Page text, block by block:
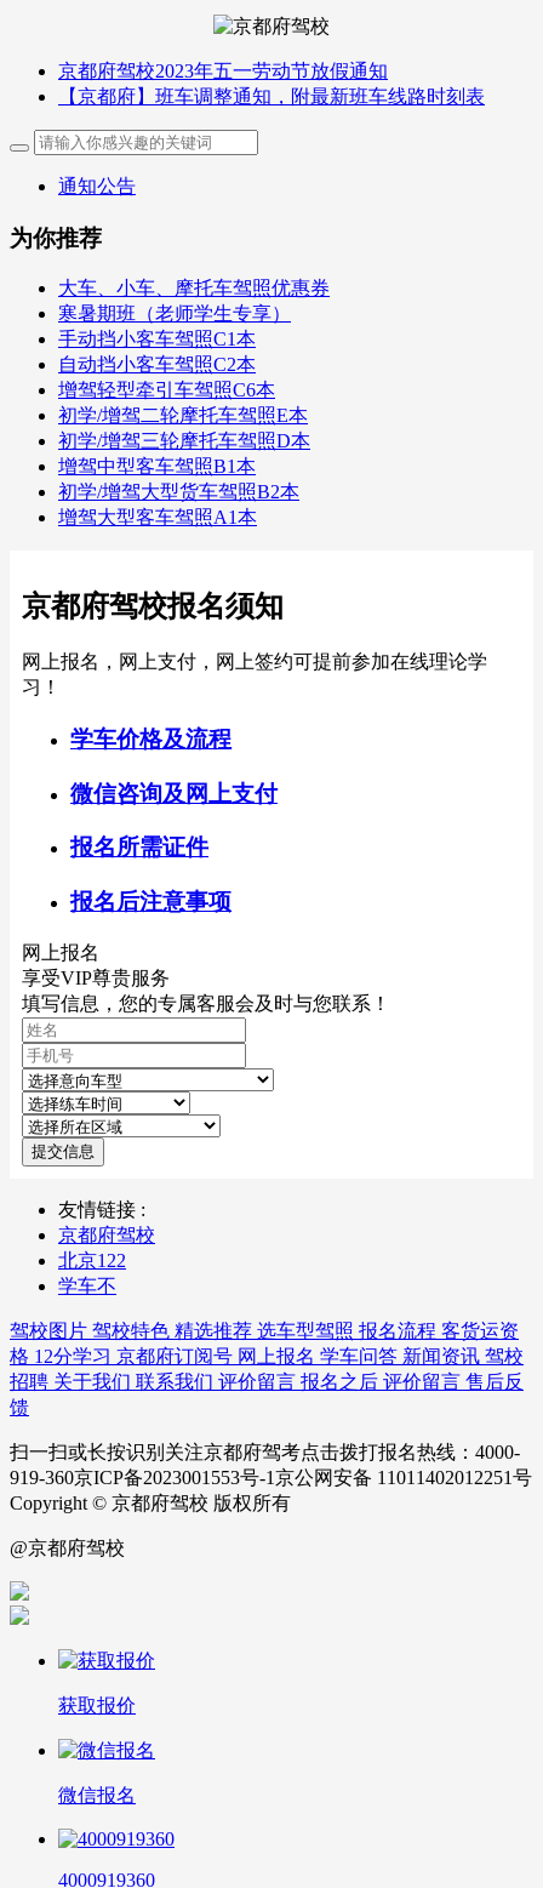
京都府驾校2023年五一劳动节放假通知
【京都府】班车调整通知，附最新班车线路时刻表
通知公告
为你推荐
大车、小车、摩托车驾照优惠券
寒暑期班（老师学生专享）
手动挡小客车驾照C1本
自动挡小客车驾照C2本
增驾轻型牵引车驾照C6本
初学/增驾二轮摩托车驾照E本
初学/增驾三轮摩托车驾照D本
增驾中型客车驾照B1本
初学/增驾大型货车驾照B2本
增驾大型客车驾照A1本
京都府驾校报名须知
网上报名，网上支付，网上签约可提前参加在线理论学
习！
学车价格及流程
微信咨询及网上支付
报名所需证件
报名后注意事项
网上报名
享受VIP尊贵服务
填写信息，您的专属客服会及时与您联系！
提交信息
友情链接 :
京都府驾校
北京122
学车不
驾校图片 驾校特色 精选推荐 选车型驾照 报名流程 客货运资
格 12分学习 京都府订阅号 网上报名 学车问答 新闻资讯 驾校
招聘 关于我们 联系我们 评价留言 报名之后 评价留言 售后反
馈
扫一扫或长按识别关注京都府驾考点击拨打报名热线：4000-
919-360京ICP备2023001553号-1京公网安备 11011402012251号
Copyright © 京都府驾校 版权所有
@京都府驾校
获取报价
微信报名
4000919360